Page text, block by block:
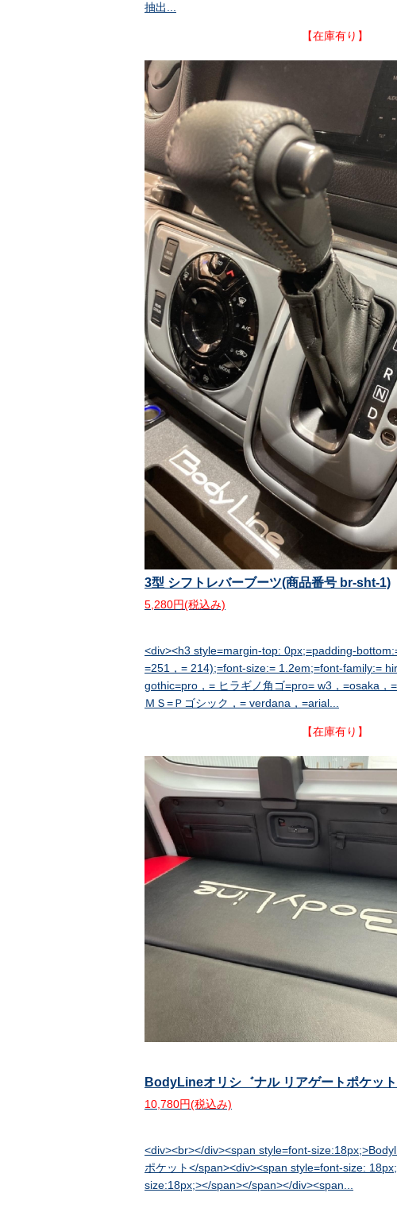
抽出...
【在庫有り】
3型 シフトレバーブーツ(商品番号 br-sht-1)
5,280円(税込み)
<div><h3 style=margin-top: 0px;=padding-
=251，= 214);=font-size:= 1.2em;=font-family:=
gothic=pro，= ヒラギノ角ゴ=pro= w3，=osaka，
ＭＳ=Ｐゴシック，= verdana，=arial...
【在庫有り】
BodyLineオリシ゛ナル リアゲートポケッ
10,780円(税込み)
<div><br></div><span style=font-
ポケット</span><div><span style=font-size:
size:18px;></span></span></div><span...